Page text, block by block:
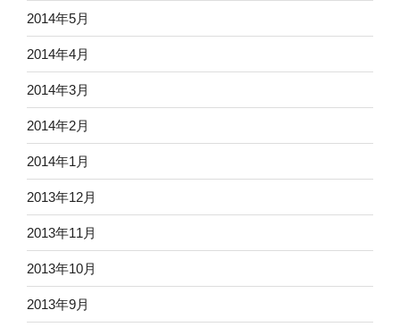
2014年5月
2014年4月
2014年3月
2014年2月
2014年1月
2013年12月
2013年11月
2013年10月
2013年9月